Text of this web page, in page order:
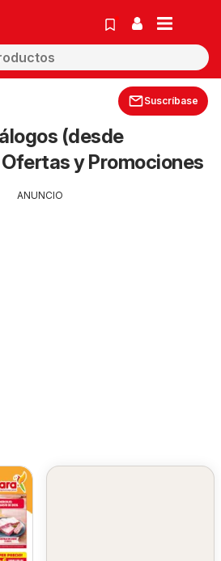
Suscríbase
(desde
y Promociones
ANUNCIO